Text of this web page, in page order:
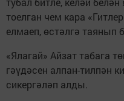
тоелган чем кара
елмаеп, өстәлгә таянып
«Ялагай» Айзат табага
гәүдәсен алпан-тилпән
сикергәләп алды.